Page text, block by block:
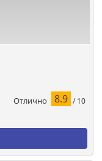
Отлично 8.9 / 10